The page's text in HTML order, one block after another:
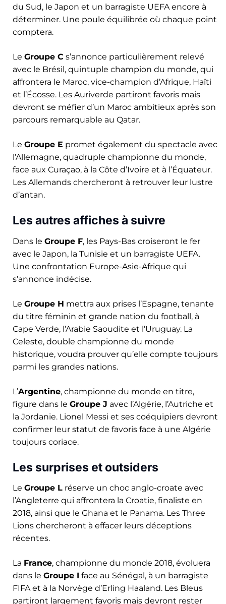
du Sud, le Japon et un barragiste UEFA encore à
déterminer. Une poule équilibrée où chaque point
comptera.
Le Groupe C s’annonce particulièrement relevé
avec le Brésil, quintuple champion du monde, qui
affrontera le Maroc, vice-champion d’Afrique, Haïti
et l’Écosse. Les Auriverde partiront favoris mais
devront se méfier d’un Maroc ambitieux après son
parcours remarquable au Qatar.
Le Groupe E promet également du spectacle avec
l’Allemagne, quadruple championne du monde,
face aux Curaçao, à la Côte d’Ivoire et à l’Équateur.
Les Allemands chercheront à retrouver leur lustre
d’antan.
Les autres affiches à suivre
Dans le Groupe F, les Pays-Bas croiseront le fer
avec le Japon, la Tunisie et un barragiste UEFA.
Une confrontation Europe-Asie-Afrique qui
s’annonce indécise.
Le Groupe H mettra aux prises l’Espagne, tenante
du titre féminin et grande nation du football, à
Cape Verde, l’Arabie Saoudite et l’Uruguay. La
Celeste, double championne du monde
historique, voudra prouver qu’elle compte toujours
parmi les grandes nations.
L’Argentine, championne du monde en titre,
figure dans le Groupe J avec l’Algérie, l’Autriche et
la Jordanie. Lionel Messi et ses coéquipiers devront
confirmer leur statut de favoris face à une Algérie
toujours coriace.
Les surprises et outsiders
Le Groupe L réserve un choc anglo-croate avec
l’Angleterre qui affrontera la Croatie, finaliste en
2018, ainsi que le Ghana et le Panama. Les Three
Lions chercheront à effacer leurs déceptions
récentes.
La France, championne du monde 2018, évoluera
dans le Groupe I face au Sénégal, à un barragiste
FIFA et à la Norvège d’Erling Haaland. Les Bleus
partiront largement favoris mais devront rester